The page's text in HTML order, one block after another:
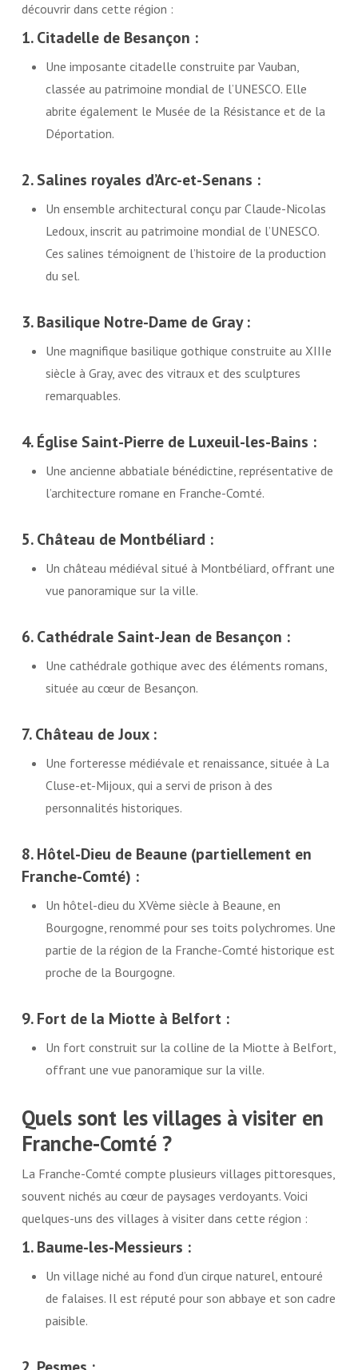
découvrir dans cette région :
1. Citadelle de Besançon :
Une imposante citadelle construite par Vauban,
classée au patrimoine mondial de l’UNESCO. Elle
abrite également le Musée de la Résistance et de la
Déportation.
2. Salines royales d’Arc-et-Senans :
Un ensemble architectural conçu par Claude-Nicolas
Ledoux, inscrit au patrimoine mondial de l’UNESCO.
Ces salines témoignent de l’histoire de la production
du sel.
3. Basilique Notre-Dame de Gray :
Une magnifique basilique gothique construite au XIIIe
siècle à Gray, avec des vitraux et des sculptures
remarquables.
4. Église Saint-Pierre de Luxeuil-les-Bains :
Une ancienne abbatiale bénédictine, représentative de
l’architecture romane en Franche-Comté.
5. Château de Montbéliard :
Un château médiéval situé à Montbéliard, offrant une
vue panoramique sur la ville.
6. Cathédrale Saint-Jean de Besançon :
Une cathédrale gothique avec des éléments romans,
située au cœur de Besançon.
7. Château de Joux :
Une forteresse médiévale et renaissance, située à La
Cluse-et-Mijoux, qui a servi de prison à des
personnalités historiques.
8. Hôtel-Dieu de Beaune (partiellement en
Franche-Comté) :
Un hôtel-dieu du XVème siècle à Beaune, en
Bourgogne, renommé pour ses toits polychromes. Une
partie de la région de la Franche-Comté historique est
proche de la Bourgogne.
9. Fort de la Miotte à Belfort :
Un fort construit sur la colline de la Miotte à Belfort,
offrant une vue panoramique sur la ville.
Quels sont les villages à visiter en
Franche-Comté ?
La Franche-Comté compte plusieurs villages pittoresques,
souvent nichés au cœur de paysages verdoyants. Voici
quelques-uns des villages à visiter dans cette région :
1. Baume-les-Messieurs :
Un village niché au fond d’un cirque naturel, entouré
de falaises. Il est réputé pour son abbaye et son cadre
paisible.